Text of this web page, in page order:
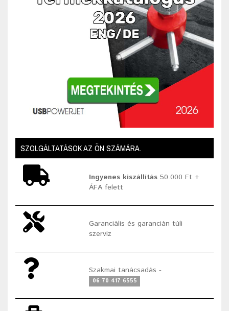
SZOLGÁLTATÁSOK AZ ÖN SZÁMÁRA.
Ingyenes kiszállítás 50.000 Ft +
ÁFA felett
Garanciális és garancián túli
szerviz
Szakmai tanácsadás -
06 70 417 6555